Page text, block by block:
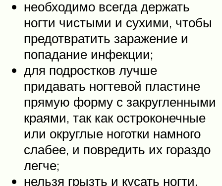
необходимо всегда держать
ногти чистыми и сухими, чтобы
предотвратить заражение и
попадание инфекции;
для подростков лучше
придавать ногтевой пластине
прямую форму с закругленными
краями, так как остроконечные
или округлые ноготки намного
слабее, и повредить их гораздо
легче;
нельзя грызть и кусать ногти.